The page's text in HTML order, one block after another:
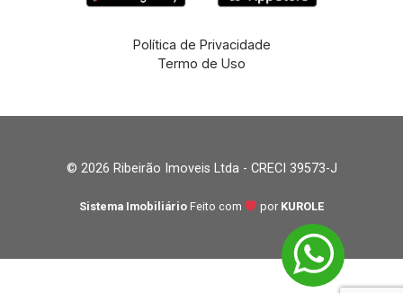
Política de Privacidade
Termo de Uso
© 2026 Ribeirão Imoveis Ltda - CRECI 39573-J
Sistema Imobiliário Feito com por KUROLE